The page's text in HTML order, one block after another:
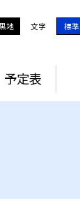
地 文字 標準
予定表